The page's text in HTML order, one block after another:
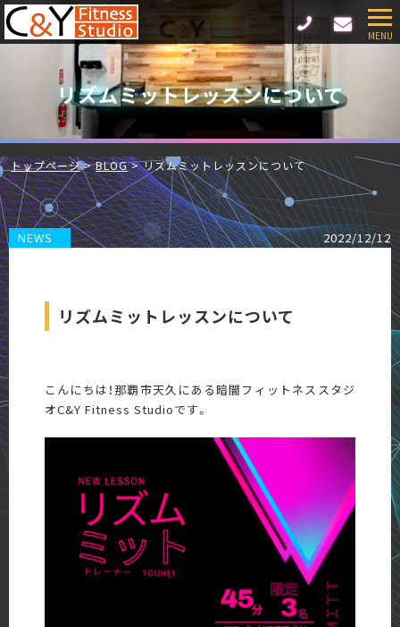
リズムミットレッスンについて
トップページ BLOG リズムミットレッスンについて
NEWS 2022/12/12
リズムミットレッスンについて
こんにちは！那覇市天久にある暗闇フィットネススタジ
オC&Y Fitness Studioです。